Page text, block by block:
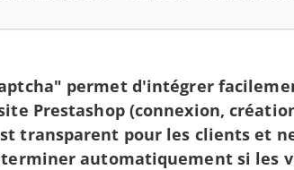
permet d'intégrer
Prestashop (connexion,
transparent pour les clients et
automatiquement si les